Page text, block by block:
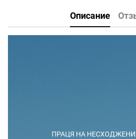
Описание
ПРАЦЯ НА